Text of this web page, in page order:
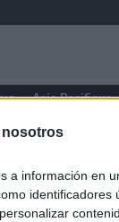
nosotros
a información en
identificadores
Asie-Pacifique